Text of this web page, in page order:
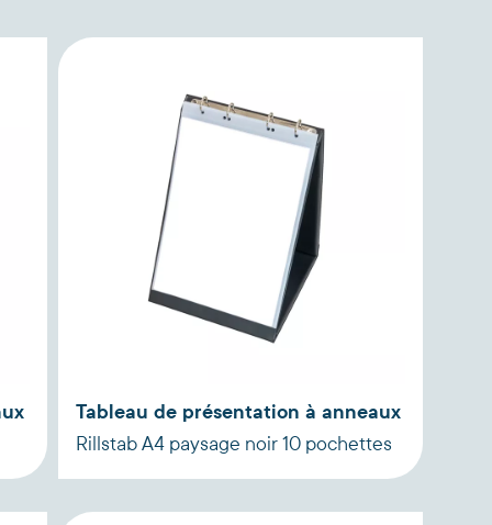
Tableau de présentation à anneaux
Rillstab A4 paysage noir 10 pochettes